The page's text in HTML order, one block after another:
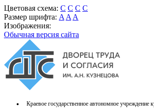
Цветовая схема: C C C C
Размер шрифта: A A A
Изображения:
Обычная версия сайта
Краевое государственное автономное